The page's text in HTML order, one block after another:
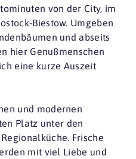
von der City, im
Biestow. Umgeben
und abseits
hier Genußmenschen
eine kurze Auszeit
und modernen
Platz unter den
Frische
mit viel Liebe und